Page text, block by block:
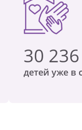
30 236
детей уже в